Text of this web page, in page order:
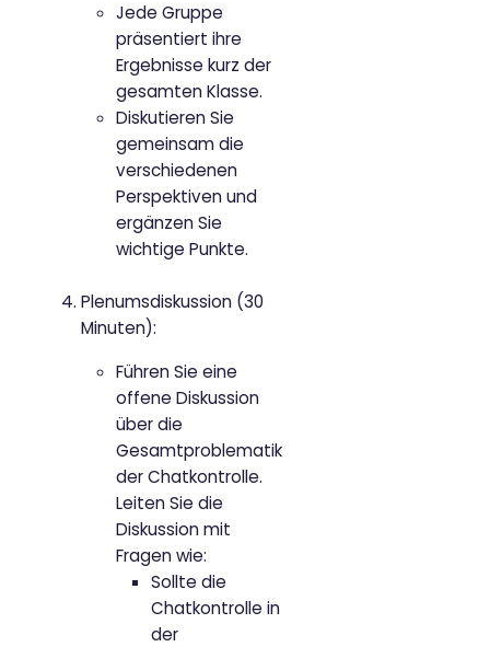
Jede Gruppe
präsentiert ihre
Ergebnisse kurz der
gesamten Klasse.
Diskutieren Sie
gemeinsam die
verschiedenen
Perspektiven und
ergänzen Sie
wichtige Punkte.
Plenumsdiskussion (30
Minuten):
Führen Sie eine
offene Diskussion
über die
Gesamtproblematik
der Chatkontrolle.
Leiten Sie die
Diskussion mit
Fragen wie:
Sollte die
Chatkontrolle in
der